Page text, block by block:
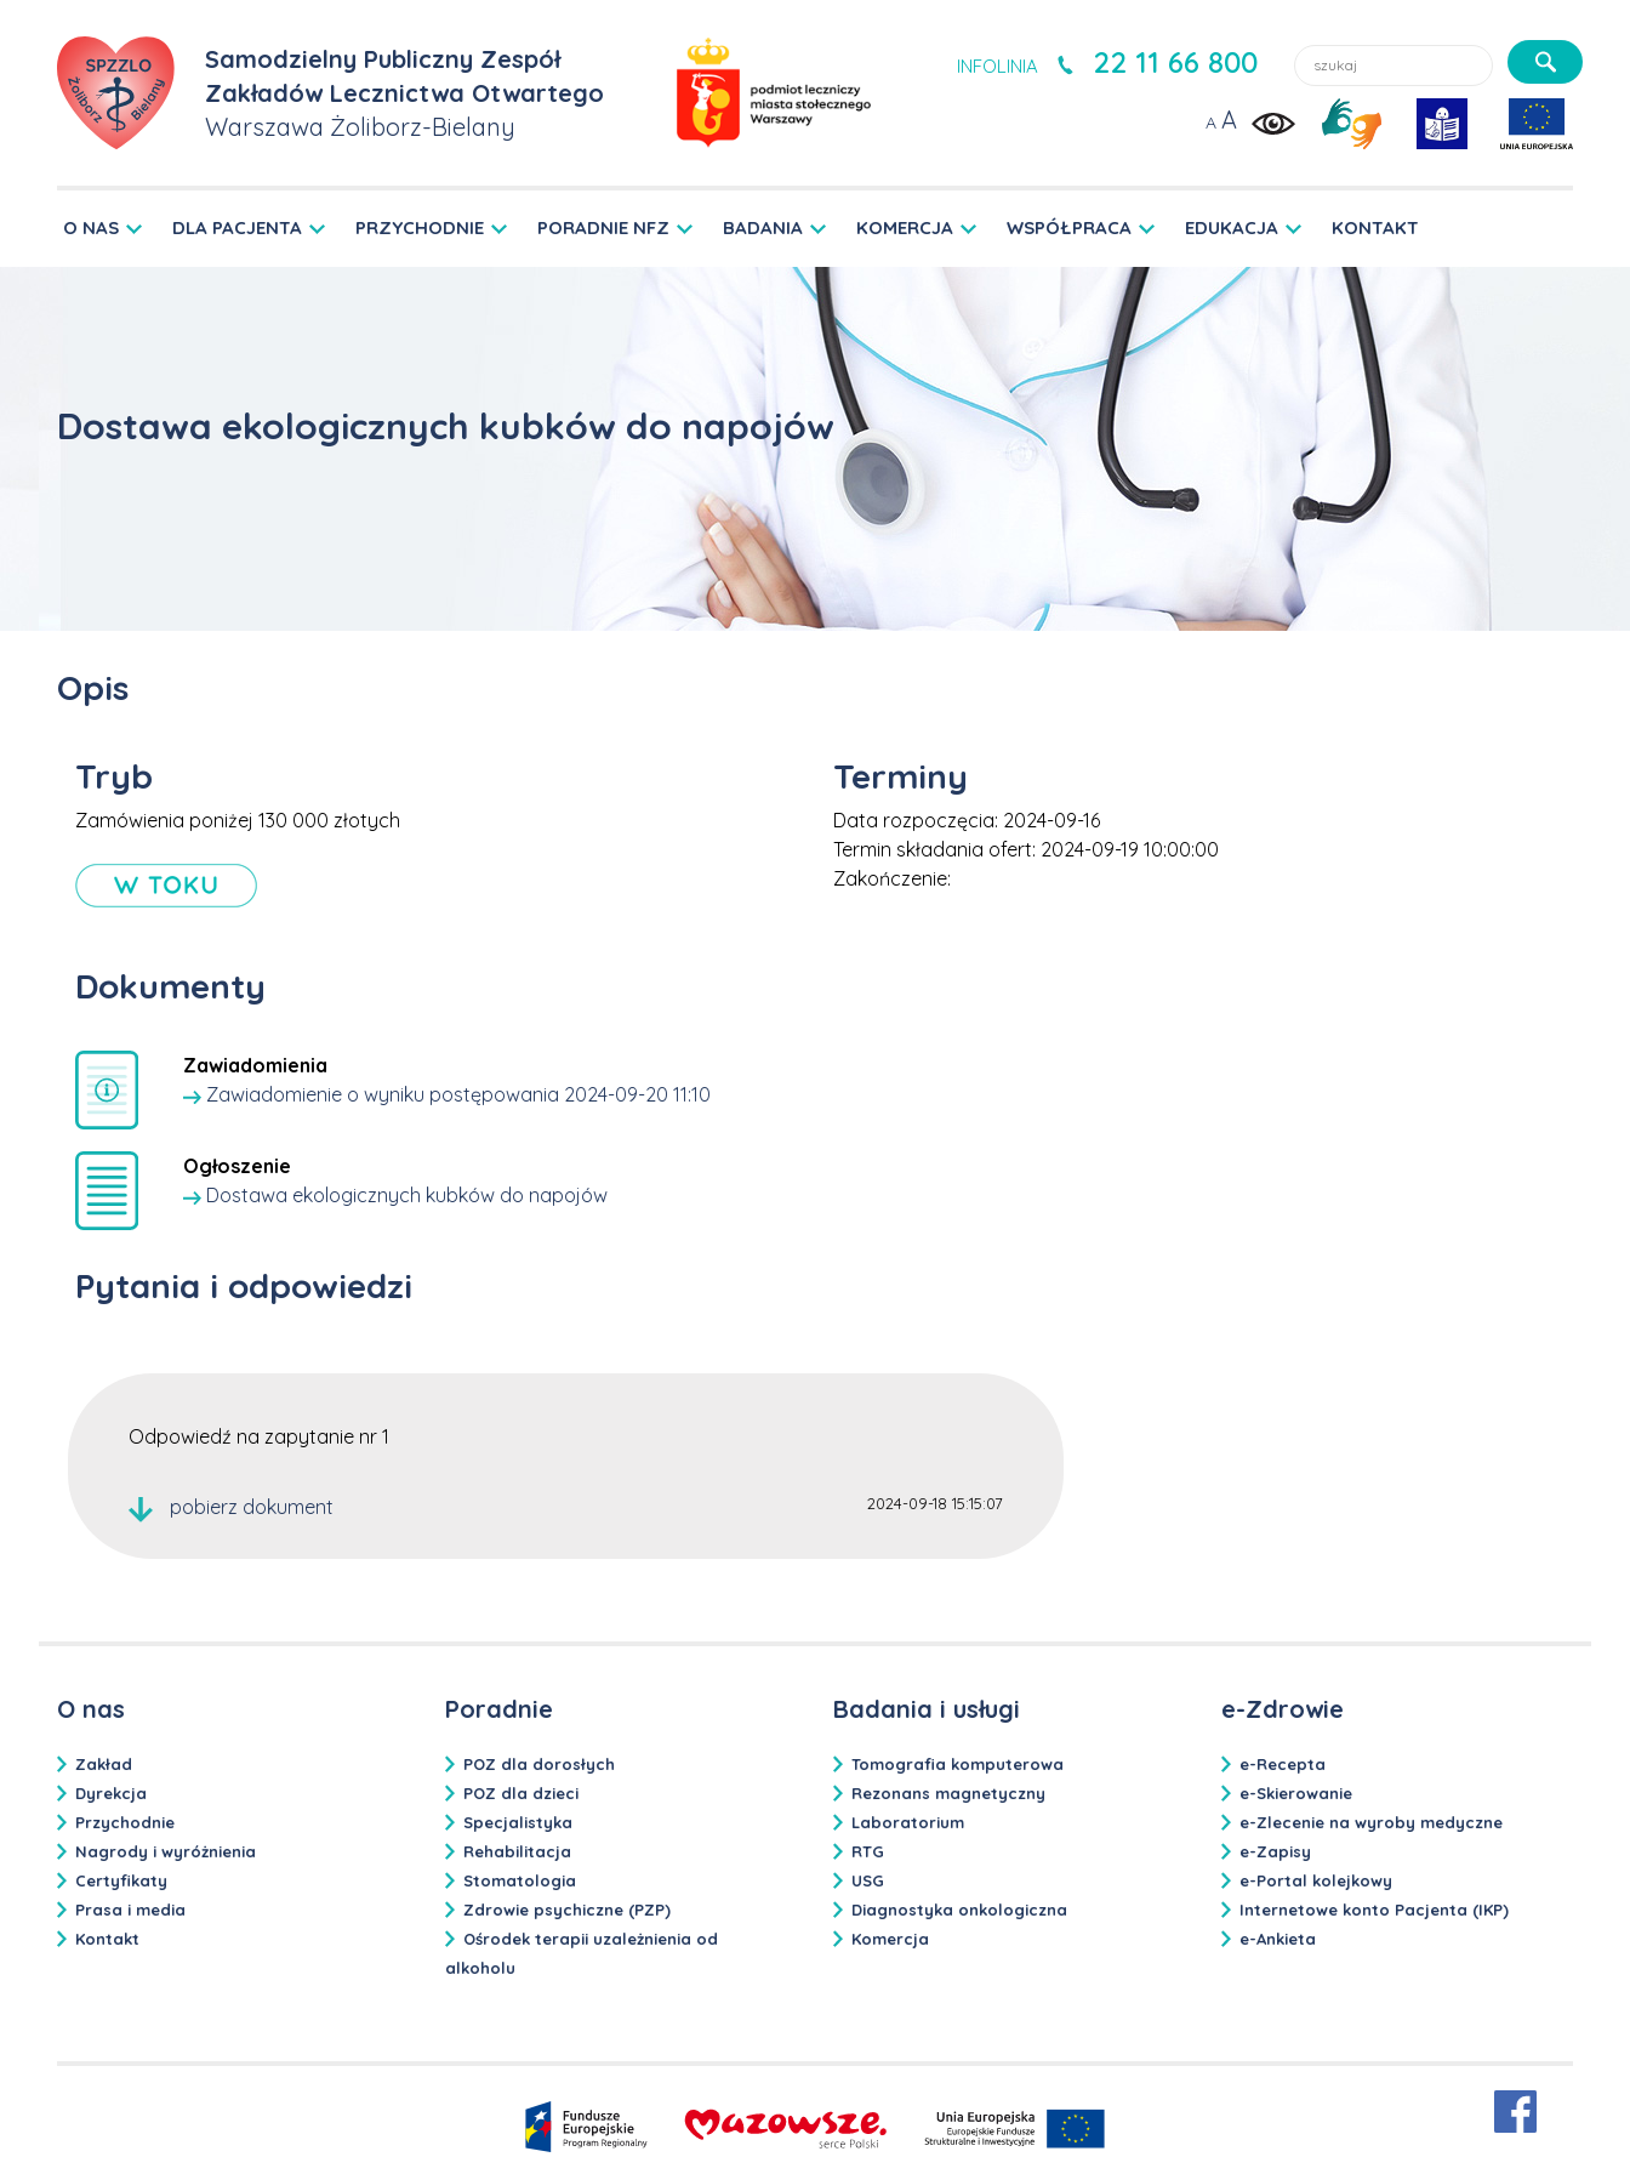
Samodzielny Publiczny Zespół
Zakładów Lecznictwa Otwartego
Warszawa Żoliborz-Bielany
INFOLINIA 22 11 66 800 Szukaj lekarzy, usługi, aktualności:
A A
O NAS DLA PACJENTA PRZYCHODNIE PORADNIE NFZ BADANIA KOMERCJA WSPÓŁPRACA EDUKACJA KONTAKT
Dostawa ekologicznych kubków do napojów
Opis
Tryb
Zamówienia poniżej 130 000 złotych
Terminy
Data rozpoczęcia: 2024-09-16
Termin składania ofert: 2024-09-19 10:00:00
Zakończenie:
Dokumenty
Zawiadomienia
Zawiadomienie o wyniku postępowania 2024-09-20 11:10
Ogłoszenie
Dostawa ekologicznych kubków do napojów
Pytania i odpowiedzi
Odpowiedź na zapytanie nr 1
pobierz dokument 2024-09-18 15:15:07
O nas
Zakład
Dyrekcja
Przychodnie
Nagrody i wyróżnienia
Certyfikaty
Prasa i media
Kontakt
Poradnie
POZ dla dorosłych
POZ dla dzieci
Specjalistyka
Rehabilitacja
Stomatologia
Zdrowie psychiczne (PZP)
Ośrodek terapii uzależnienia od
alkoholu
Badania i usługi
Tomografia komputerowa
Rezonans magnetyczny
Laboratorium
RTG
USG
Diagnostyka onkologiczna
Komercja
e-Zdrowie
e-Recepta
e-Skierowanie
e-Zlecenie na wyroby medyczne
e-Zapisy
e-Portal kolejkowy
Internetowe konto Pacjenta (IKP)
e-Ankieta